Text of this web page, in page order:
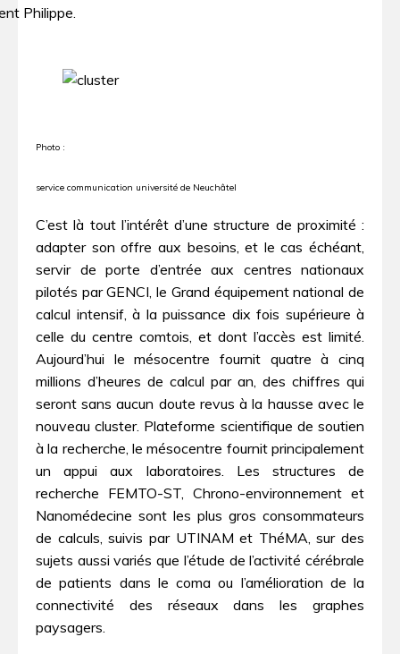
Philippe.
Photo :
service communication université de Neuchâtel
C’est là tout l’intérêt d’une structure de proximité :
adapter son offre aux besoins, et le cas échéant,
servir de porte d’entrée aux centres nationaux
pilotés par GENCI, le Grand équipement national de
calcul intensif, à la puissance dix fois supérieure à
celle du centre comtois, et dont l’accès est limité.
Aujourd’hui le mésocentre fournit quatre à cinq
millions d’heures de calcul par an, des chiffres qui
seront sans aucun doute revus à la hausse avec le
nouveau cluster. Plateforme scientifique de soutien
à la recherche, le mésocentre fournit principalement
un appui aux laboratoires. Les structures de
recherche FEMTO-ST, Chrono-environnement et
Nanomédecine sont les plus gros consommateurs
de calculs, suivis par UTINAM et ThéMA, sur des
sujets aussi variés que l’étude de l’activité cérébrale
de patients dans le coma ou l’amélioration de la
connectivité des réseaux dans les graphes
paysagers.